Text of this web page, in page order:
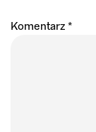
Komentarz *